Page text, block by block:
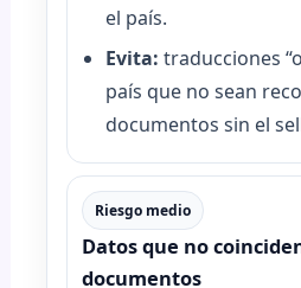
el país.
Evita: traducciones
país que no sean
documentos sin el
Riesgo medio
Datos que no
documentos